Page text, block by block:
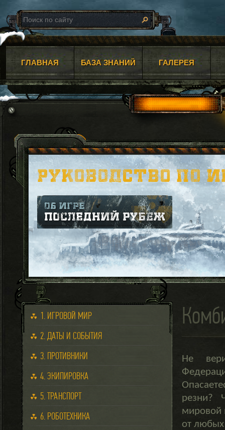
ГЛАВНАЯ БАЗА ЗНАНИЙ ГАЛЕРЕЯ
1. ИГРОВОЙ МИР
2. ДАТЫ И СОБЫТИЯ
3. ПРОТИВНИКИ
4. ЭКИПИРОВКА
5. ТРАНСПОРТ
6. РОБОТЕХНИКА
Не
резни?
мировой
от любых